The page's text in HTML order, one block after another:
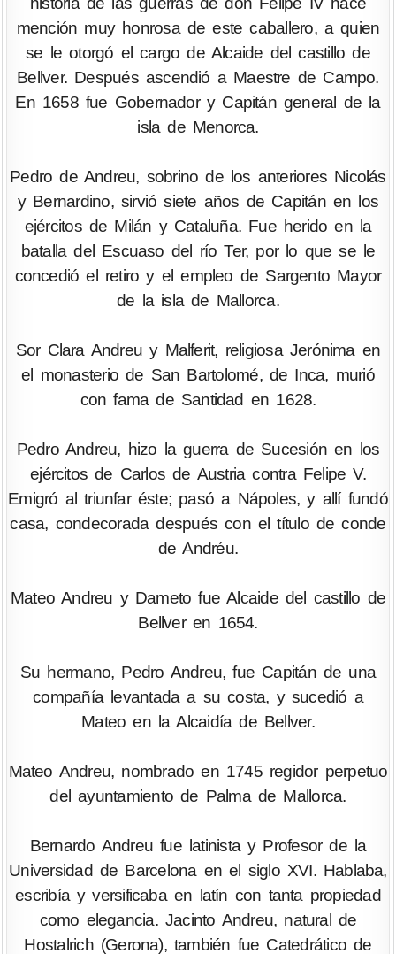
mención muy honrosa de este caballero, a quien
se le otorgó el cargo de Alcaide del castillo de
Bellver. Después ascendió a Maestre de Campo.
En 1658 fue Gobernador y Capitán general de la
isla de Menorca.
Pedro de Andreu, sobrino de los anteriores Nicolás
y Bernardino, sirvió siete años de Capitán en los
ejércitos de Milán y Cataluña. Fue herido en la
batalla del Escuaso del río Ter, por lo que se le
concedió el retiro y el empleo de Sargento Mayor
de la isla de Mallorca.
Sor Clara Andreu y Malferit, religiosa Jerónima en
el monasterio de San Bartolomé, de Inca, murió
con fama de Santidad en 1628.
Pedro Andreu, hizo la guerra de Sucesión en los
ejércitos de Carlos de Austria contra Felipe V.
Emigró al triunfar éste; pasó a Nápoles, y allí fundó
casa, condecorada después con el título de conde
de Andréu.
Mateo Andreu y Dameto fue Alcaide del castillo de
Bellver en 1654.
Su hermano, Pedro Andreu, fue Capitán de una
compañía levantada a su costa, y sucedió a
Mateo en la Alcaidía de Bellver.
Mateo Andreu, nombrado en 1745 regidor perpetuo
del ayuntamiento de Palma de Mallorca.
Bernardo Andreu fue latinista y Profesor de la
Universidad de Barcelona en el siglo XVI. Hablaba,
escribía y versificaba en latín con tanta propiedad
como elegancia. Jacinto Andreu, natural de
Hostalrich (Gerona), también fue Catedrático de